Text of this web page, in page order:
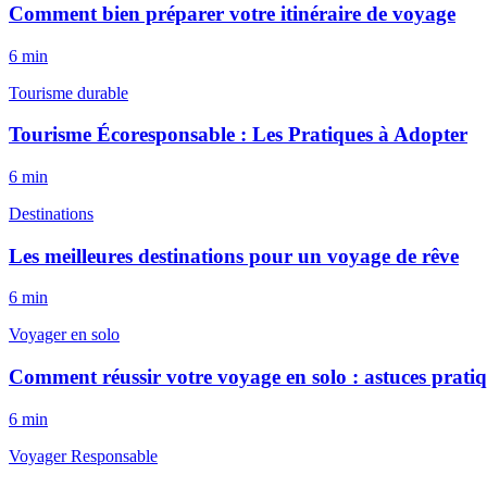
Comment bien préparer votre itinéraire de voyage
6 min
Tourisme durable
Tourisme Écoresponsable : Les Pratiques à Adopter
6 min
Destinations
Les meilleures destinations pour un voyage de rêve
6 min
Voyager en solo
Comment réussir votre voyage en solo : astuces
6 min
Voyager Responsable